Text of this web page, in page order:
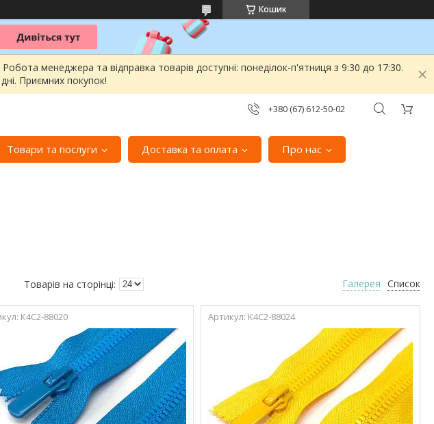
Кошик
менеджера та відправка товарів доступні: понеділок-п'ятниця з 9:30 до 17:30.
Приємних покупок!
+380 (67) 612-50-02
Товари та послуги Доставка та оплата
Про нас
Галерея Список
К4С2-88020 К4С2-88024